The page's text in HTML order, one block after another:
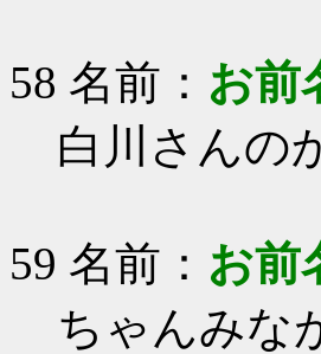
58 名前： お前
白川さんの
59 名前： お前
ちゃんみな